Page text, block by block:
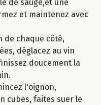
de sauge,et une
et maintenez avec
de chaque côté,
déglacez au vin
doucement la
l'oignon,
cubes, faites suer le